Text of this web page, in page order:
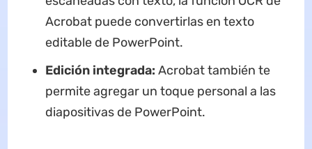
Acrobat puede convertirlas en texto
editable de PowerPoint.
Edición integrada: Acrobat también te
permite agregar un toque personal a las
diapositivas de PowerPoint.